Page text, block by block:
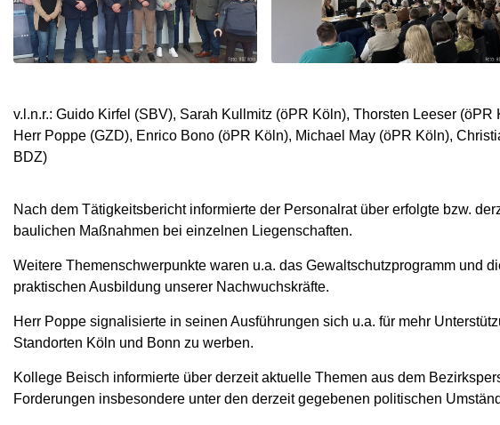
v.l.n.r.: Guido Kirfel (SBV), Sarah Kullmitz (öPR Köln), Thorsten Leeser
Herr Poppe (GZD), Enrico Bono (öPR Köln), Michael May (öPR Köln),
BDZ)
Nach dem Tätigkeitsbericht informierte der Personalrat über erfolgte bzw.
baulichen Maßnahmen bei einzelnen Liegenschaften.
Weitere Themenschwerpunkte waren u.a. das Gewaltschutzprogramm und
praktischen Ausbildung unserer Nachwuchskräfte.
Herr Poppe signalisierte in seinen Ausführungen sich u.a. für mehr
Standorten Köln und Bonn zu werben.
Kollege Beisch informierte über derzeit aktuelle Themen aus dem
Forderungen insbesondere unter den derzeit gegebenen politischen